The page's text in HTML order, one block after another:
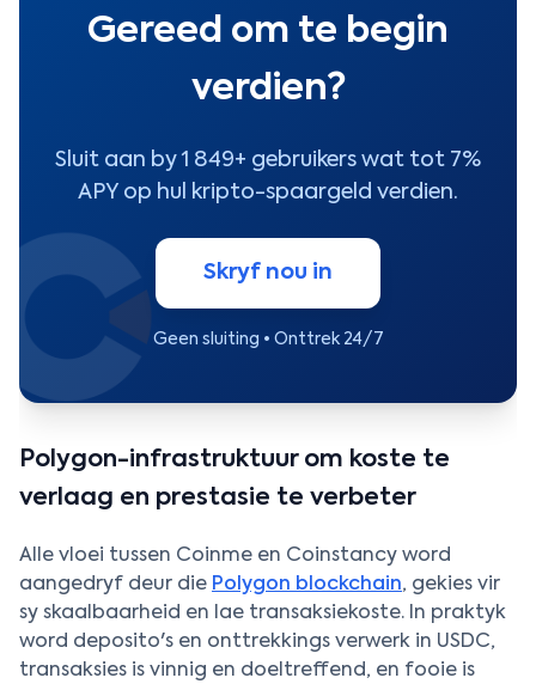
Gereed om te begin
verdien?
Sluit aan by 1 849+ gebruikers wat tot 7%
APY op hul kripto-spaargeld verdien.
Skryf nou in
Geen sluiting • Onttrek 24/7
Polygon-infrastruktuur om koste te
verlaag en prestasie te verbeter
Alle vloei tussen Coinme en Coinstancy word
aangedryf deur die Polygon blockchain, gekies vir
sy skaalbaarheid en lae transaksiekoste. In praktyk
word deposito's en onttrekkings verwerk in USDC,
transaksies is vinnig en doeltreffend, en fooie is